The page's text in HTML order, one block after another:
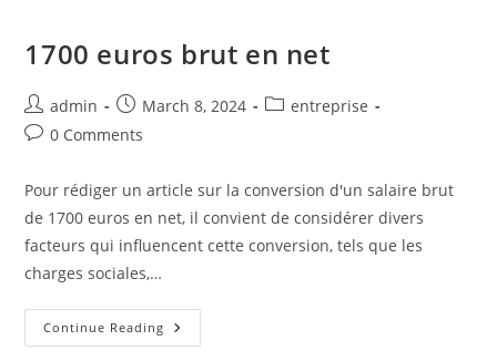
Trucs
Et
Pour
Les
1700 euros brut en net
Post
author:
admin
Post
published:
March 8, 2024
Postentreprise
Post0 Comments
Pour rédiger un article sur la conversion d'un salaire brut
de 1700 euros en net, il convient de considérer divers
facteurs qui influencent cette conversion, tels que les
charges sociales,…
Continue Reading 1700
Euros